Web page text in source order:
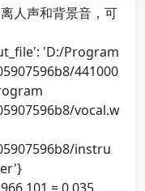
人声和背景音，可
'D:/Program
441000
vocal.w
instru